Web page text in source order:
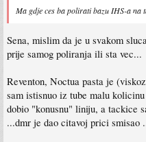
Ma gdje ces ba polirati bazu IHS-a na
Sena, mislim da je u svakom
prije samog poliranja ili sta vec...
Reventon, Noctua pasta je
sam istisnuo iz tube malu
dobio "konusnu" liniju, a tackice
...dmr je dao citavoj prici smisao